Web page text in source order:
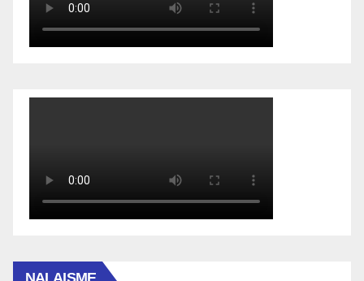
NALAISME